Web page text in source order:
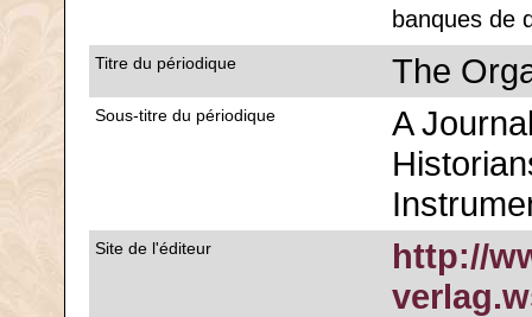
banques de
Titre du périodique The
Sous-titre du périodique
A
Site de l'éditeur
http://